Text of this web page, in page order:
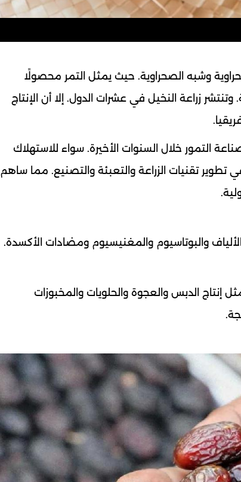
وشبه الصحراوية. حيث يمثل التمر محصولًا
وتنتشر زراعة النخيل في عشرات الدول. إلا أن الإنتاج
التمور خلال السنوات الأخيرة. سواء للاستهلاك
تطوير تقنيات الزراعة والتعبئة والتصنيع. مما ساهم
والبوتاسيوم والمغنيسيوم ومضادات الأكسدة.
إنتاج الدبس والعجوة والحلويات والمخبوزات